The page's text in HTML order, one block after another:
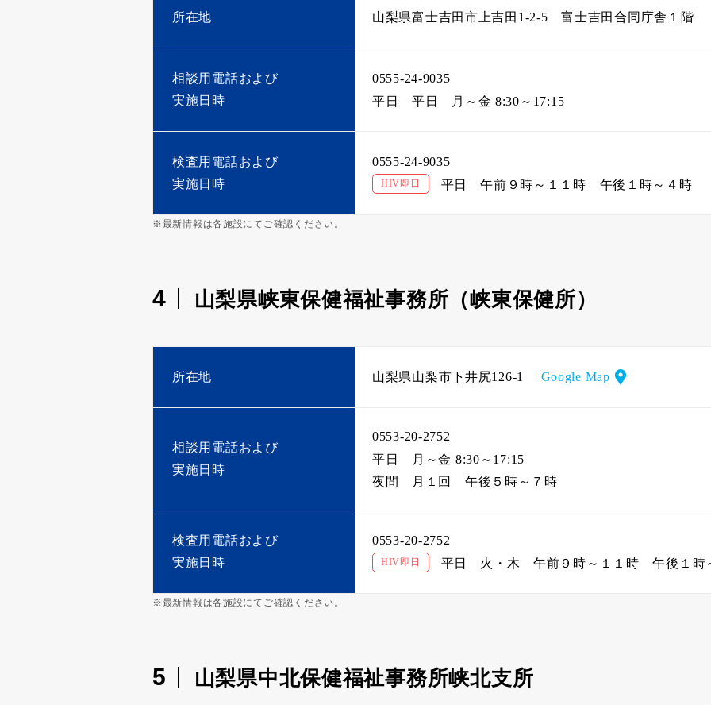
所在地 山梨県富士吉田市上吉田1-2-5 富士吉田合同庁舎１階
相談用電話および
実施日時
0555-24-9035
平日
平日 月～金 8:30～17:15
検査用電話および
実施日時
0555-24-9035
HIV即日 平日 午前９時～１１時 午後１時～４時
※最新情報は各施設にてご確認ください。
4 山梨県峡東保健福祉事務所（峡東保健所）
所在地 山梨県山梨市下井尻126-1 Google Map
相談用電話および
実施日時
0553-20-2752
平日
月～金 8:30～17:15
夜間
月１回 午後５時～７時
検査用電話および
実施日時
0553-20-2752
HIV即日 平日 火・木 午前９時～１１時 午後１時
※最新情報は各施設にてご確認ください。
5 山梨県中北保健福祉事務所峡北支所